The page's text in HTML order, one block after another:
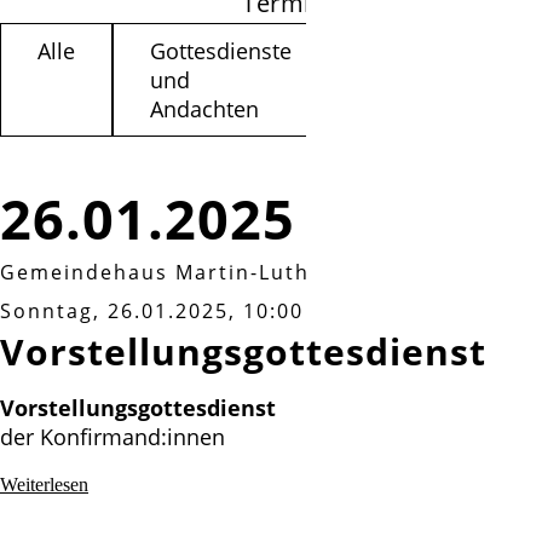
26.01.2025
Alle
Gottesdienste
und
Andachten
Gemeindehaus Martin-Luther-Weg 3a,
Sonntag, 26.01.2025, 10:00 Uhr
Vorstellungsgottesdienst
Vorstellungsgottesdienst
der Konfirmand:innen
Weiterlesen